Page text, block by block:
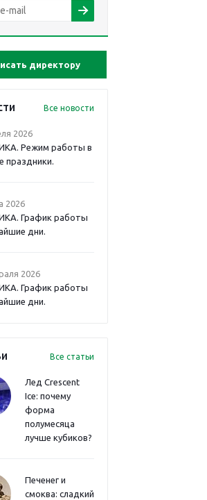
директору
Все новости
2026
Режим работы в
праздники.
2026
График работы
дни.
2026
График работы
дни.
Все статьи
Лед Crescent
Ice: почему
форма
полумесяца
лучше кубиков?
Печенег и
смоква: сладкий